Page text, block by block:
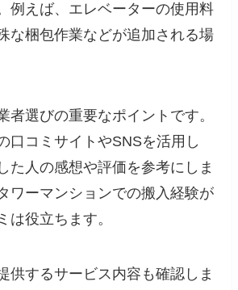
例えば、エレベーターの使用料
な梱包作業などが追加される場
者選びの重要なポイントです。
口コミサイトやSNSを活用し
た人の感想や評価を参考にしま
ワーマンションでの搬入経験が
は役立ちます。
供するサービス内容も確認しま